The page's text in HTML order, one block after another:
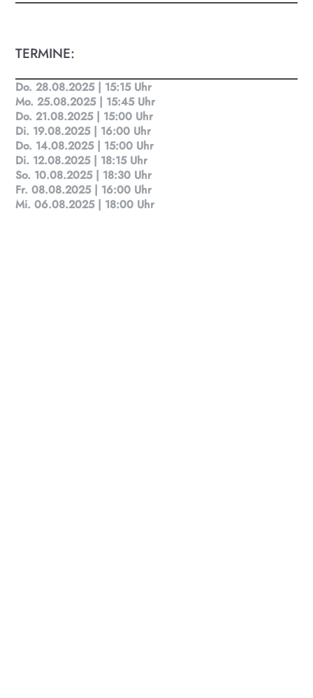
TERMINE:
Do. 28.08.2025 | 15:15 Uhr
Mo. 25.08.2025 | 15:45 Uhr
Do. 21.08.2025 | 15:00 Uhr
Di. 19.08.2025 | 16:00 Uhr
Do. 14.08.2025 | 15:00 Uhr
Di. 12.08.2025 | 18:15 Uhr
So. 10.08.2025 | 18:30 Uhr
Fr. 08.08.2025 | 16:00 Uhr
Mi. 06.08.2025 | 18:00 Uhr
KULTplan ABO
Kultur in Salzburg auf einen Blick
Finde täglich bis zu 50 Veranstaltungen in Stadt
und Land Salzburg. Ob Kino, Theater, Literatur